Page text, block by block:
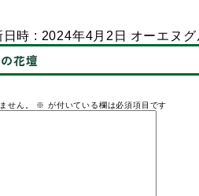
日時 : 2024年4月2日 オーエヌ
花壇
せん。 ※ が付いている欄は必須項目です